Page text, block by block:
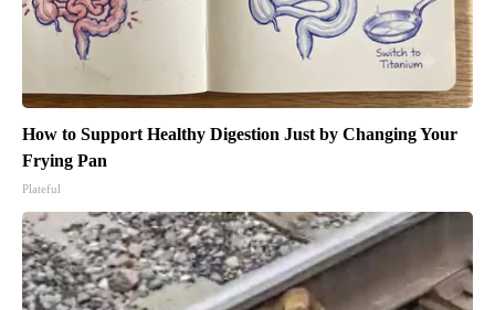
How to Support Healthy Digestion Just by Changing Your
Frying Pan
Plateful